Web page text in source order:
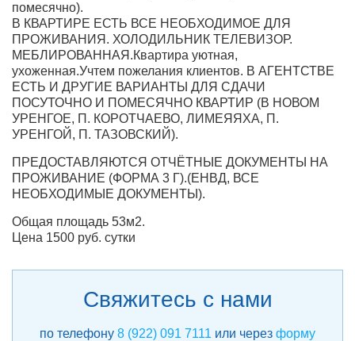
помесячно).
В КВАРТИРЕ ЕСТЬ ВСЕ НЕОБХОДИМОЕ ДЛЯ
ПРОЖИВАНИЯ. ХОЛОДИЛЬНИК ТЕЛЕВИЗОР.
МЕБЛИРОВАННАЯ.Квартира уютная,
ухоженная.Учтем пожелания клиентов. В АГЕНТСТВЕ
ЕСТЬ И ДРУГИЕ ВАРИАНТЫ ДЛЯ СДАЧИ
ПОСУТОЧНО И ПОМЕСЯЧНО КВАРТИР (В НОВОМ
УРЕНГОЕ, П. КОРОТЧАЕВО, ЛИМЕЯЯХА, П.
УРЕНГОЙ, П. ТАЗОВСКИЙ).
ПРЕДОСТАВЛЯЮТСЯ ОТЧЁТНЫЕ ДОКУМЕНТЫ НА
ПРОЖИВАНИЕ (ФОРМА 3 Г).(ЕНВД, ВСЕ
НЕОБХОДИМЫЕ ДОКУМЕНТЫ).
Общая площадь 53м2.
Цена 1500 руб. сутки
Свяжитесь с нами
по телефону 8 (922) 091 7111 или через форму